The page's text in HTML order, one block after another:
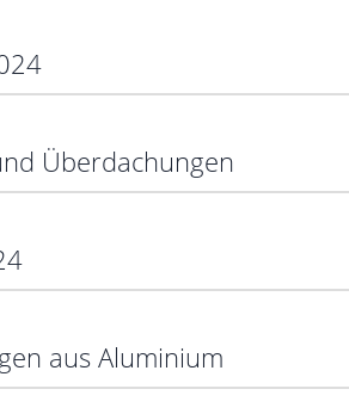
Überdachungen
aus Aluminium